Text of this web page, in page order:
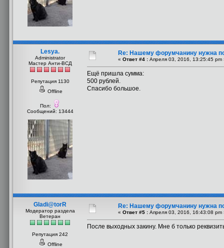
Lesya.
Administrator
Мастер Анти-ВСД
Репутация 1130
Offline
Пол:
Сообщений: 13444
Re: Нашему форумчанину нужна
« Ответ #4 : Апреля 03, 2016, 13:25:45 pm
Ещё пришла сумма:
500 рублей.
Спасибо большое.
Gladi@torR
Модератор раздела
Ветеран
Репутация 242
Offline
Re: Нашему форумчанину нужна
« Ответ #5 : Апреля 03, 2016, 16:43:08 pm
После выходных закину. Мне б только